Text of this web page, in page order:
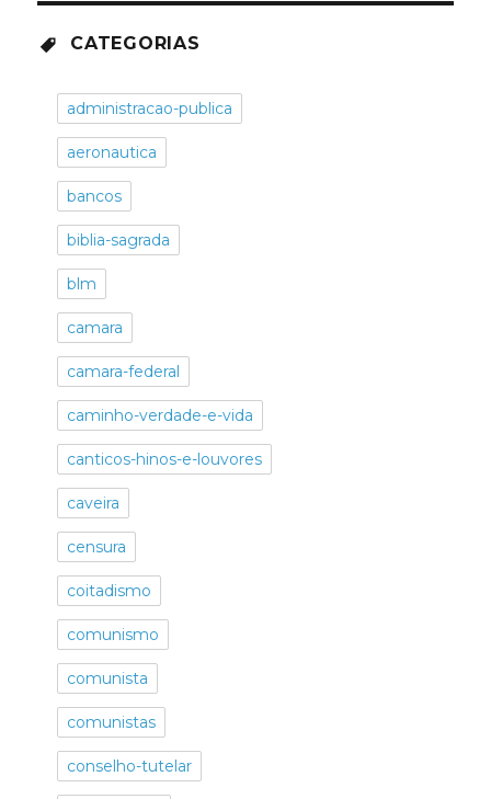
CATEGORIAS
administracao-publica
aeronautica
bancos
biblia-sagrada
blm
camara
camara-federal
caminho-verdade-e-vida
canticos-hinos-e-louvores
caveira
censura
coitadismo
comunismo
comunista
comunistas
conselho-tutelar